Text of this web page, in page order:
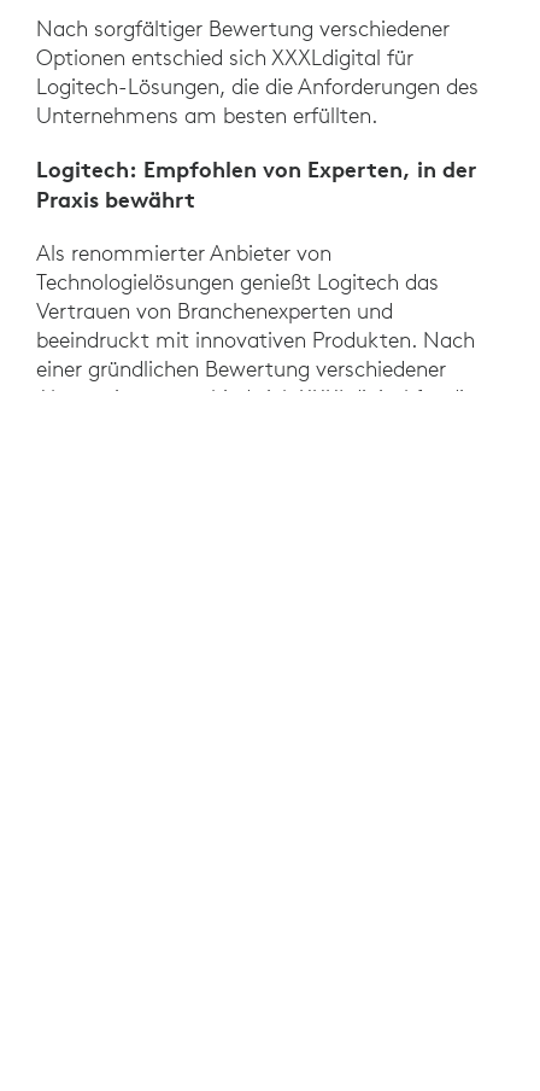
Nach sorgfältiger Bewertung verschiedener
Optionen entschied sich XXXLdigital für
Logitech-Lösungen, die die Anforderungen des
Unternehmens am besten erfüllten.
Logitech: Empfohlen von Experten, in der
Praxis bewährt
Als renommierter Anbieter von
Technologielösungen genießt Logitech das
Vertrauen von Branchenexperten und
beeindruckt mit innovativen Produkten. Nach
einer gründlichen Bewertung verschiedener
Alternativen entschied sich XXXLdigital für die